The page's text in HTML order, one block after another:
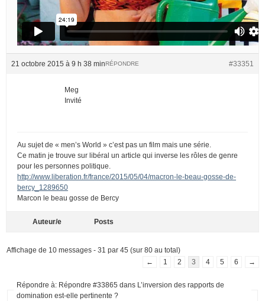
21 octobre 2015 à 9 h 38 min #33351
RÉPONDRE
Meg
Invité
Au sujet de « men’s World » c’est pas un film mais une série.
Ce matin je trouve sur libéral un article qui inverse les rôles de genre
pour les personnes politique.
http://www.liberation.fr/france/2015/05/04/macron-le-beau-gosse-de-
bercy_1289650
Marcon le beau gosse de Bercy
Auteur/e Posts
Affichage de 10 messages - 31 par 45 (sur 80 au total)
←
1 2 3 4 5 6 →
Répondre à: Répondre #33865 dans L’inversion des rapports de
domination est-elle pertinente ?